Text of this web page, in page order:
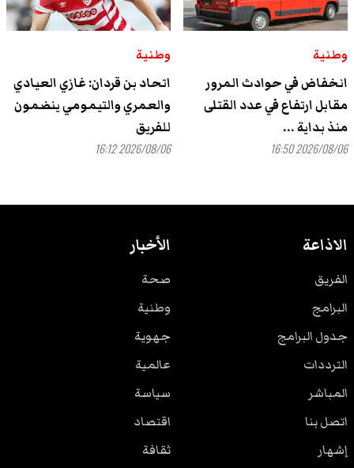
وطنية
انخفاض في حوادث المرور
مقابل ارتفاع في عدد القتلى
منذ بداية ...
2026/08/06 16:50
وطنية
اتحاد بن قردان: غازي العيادي
والعمري والتيمومي ينضمون
للفريق
2026/08/06 16:12
الاذاعة
الفريق
البرامج
جدول البرامج
الترددات
المباشر
اتصل بنا
إشهار
الأخبار
صحة
وطنية
جهوية
عالمية
سياسة
اقتصاد
ثقافة